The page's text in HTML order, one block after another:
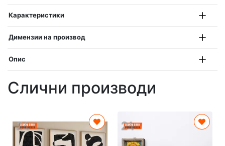
Карактеристики
Димензии на производ
Опис
Слични производи